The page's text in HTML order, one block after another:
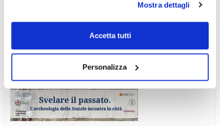
scelte privacy sui cookie, ti invitiamo a prendere visione
dell’informativa cookie.
Chiudendo il banner tramite la “X” prosegui la
dei soli cookie tecnici. Selezionando “Accetta tutti” presti
il tuo consenso alla profilazione che potrai revocare in
ogni momentoRevoca
Mostra dettagli
Accetta tutti
Personalizza
Ciclo di conferenze